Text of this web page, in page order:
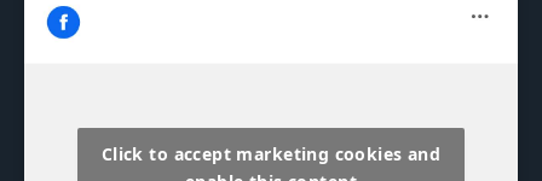
Click to accept marketing cookies and